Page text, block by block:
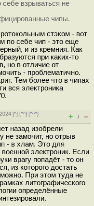
взрываться не
чипы.
стэком - вот
по себе чип - это еще
и из кремния. Как
при каких-то
но в отличие от
- проблематично.
Тем более что в чипах
вся электроника
[^] [^^] [^^^]
+ / –
назад изобрели
замочит, но отрыв
- в хлам. Это для
электроник. Если
врагу попадёт - то он
из которого достать
При этом туда не
литографического
определённые